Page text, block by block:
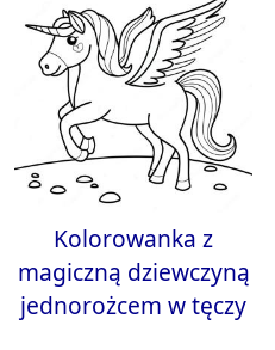
Kolorowanka z
magiczną dziewczyną
jednorożcem w tęczy